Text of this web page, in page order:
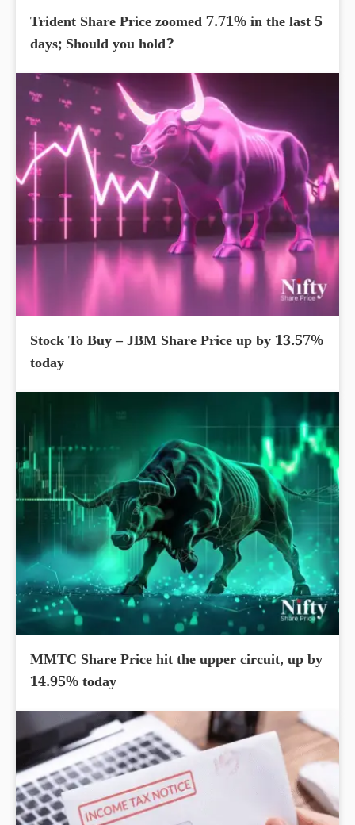
Trident Share Price zoomed 7.71% in the last 5
days; Should you hold?
Stock To Buy – JBM Share Price up by 13.57%
today
MMTC Share Price hit the upper circuit, up by
14.95% today